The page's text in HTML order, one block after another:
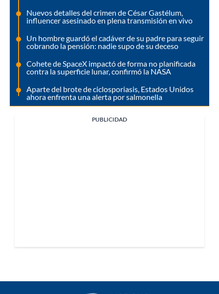
Nuevos detalles del crimen de César Gastélum,
influencer asesinado en plena transmisión en vivo
Un hombre guardó el cadáver de su padre para seguir
cobrando la pensión: nadie supo de su deceso
Cohete de SpaceX impactó de forma no planificada
contra la superficie lunar, confirmó la NASA
Aparte del brote de ciclosporiasis, Estados Unidos
ahora enfrenta una alerta por salmonella
PUBLICIDAD